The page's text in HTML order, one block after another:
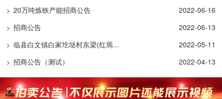
> 20万吨炼铁产能招商公告 2022-06-16
> 招商公告 2022-06-13
> 临县白文镇白家圪垯村东梁(红焉... 2022-05-11
> 招商公告（测试） 2022-04-13